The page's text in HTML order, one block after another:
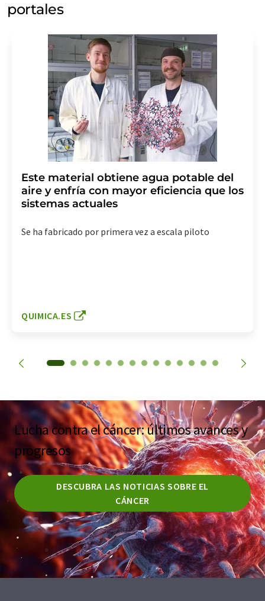
portales
Este material obtiene agua potable del
aire y enfría con mayor eficiencia que los
sistemas actuales
Se ha fabricado por primera vez a escala piloto
QUIMICA.ES
Lucha contra el cáncer: últimos avances y
progresos
DESCUBRA LAS NOTICIAS SOBRE EL
CÁNCER